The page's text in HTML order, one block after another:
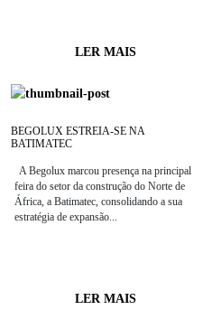
LER MAIS
BEGOLUX ESTREIA-SE NA
BATIMATEC
A Begolux marcou presença na principal
feira do setor da construção do Norte de
África, a Batimatec, consolidando a sua
estratégia de expansão...
LER MAIS